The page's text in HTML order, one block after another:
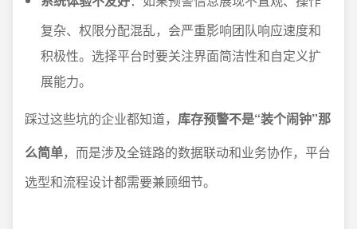
复杂、权限分配混乱，会严重影响团队响应速度和
积极性。选择平台时要关注界面简洁性和自定义扩
展能力。
踩过这些坑的企业都知道， 库存预警不是“装个闹钟”那
么简单，而是涉及全链路的数据联动和业务协作，平台
选型和流程设计都需要兼顾细节。